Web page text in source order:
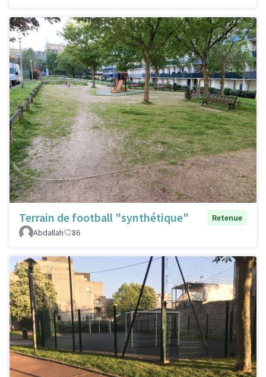
Terrain de football "synthétique"
Retenue
Abdallah
86